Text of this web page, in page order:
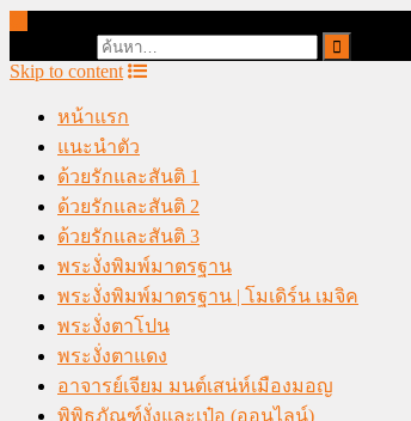
Skip to content
หน้าแรก
แนะนำตัว
ด้วยรักและสันติ 1
ด้วยรักและสันติ 2
ด้วยรักและสันติ 3
พระงั่งพิมพ์มาตรฐาน
พระงั่งพิมพ์มาตรฐาน | โมเดิร์น เมจิค
พระงั่งตาโปน
พระงั่งตาแดง
อาจารย์เจียม มนต์เสน่ห์เมืองมอญ
พิพิธภัณฑ์งั่งและเป๋อ (ออนไลน์)